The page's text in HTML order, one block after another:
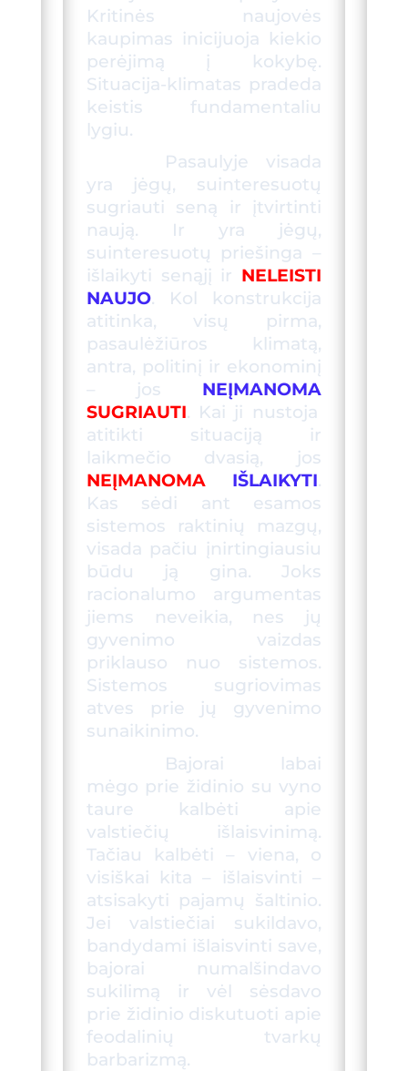
Kritinės naujovės
kaupimas inicijuoja kiekio
perėjimą į kokybę.
Situacija-klimatas pradeda
keistis fundamentaliu
lygiu.
Pasaulyje visada
yra jėgų, suinteresuotų
sugriauti seną ir įtvirtinti
naują. Ir yra jėgų,
suinteresuotų priešinga –
išlaikyti senąjį ir NELEISTI
NAUJO. Kol konstrukcija
atitinka, visų pirma,
pasaulėžiūros klimatą,
antra, politinį ir ekonominį
– jos NEĮMANOMA
SUGRIAUTI. Kai ji nustoja
atitikti situaciją ir
laikmečio dvasią, jos
NEĮMANOMA
IŠLAIKYTI.
Kas sėdi ant esamos
sistemos raktinių mazgų,
visada pačiu įnirtingiausiu
būdu ją gina. Joks
racionalumo argumentas
jiems neveikia, nes jų
gyvenimo vaizdas
priklauso nuo sistemos.
Sistemos sugriovimas
atves prie jų gyvenimo
sunaikinimo.
Bajorai labai
mėgo prie židinio su vyno
taure kalbėti apie
valstiečių išlaisvinimą.
Tačiau kalbėti – viena, o
visiškai kita – išlaisvinti –
atsisakyti pajamų šaltinio.
Jei valstiečiai sukildavo,
bandydami išlaisvinti save,
bajorai numalšindavo
sukilimą ir vėl sėsdavo
prie židinio diskutuoti apie
feodalinių tvarkų
barbarizmą.